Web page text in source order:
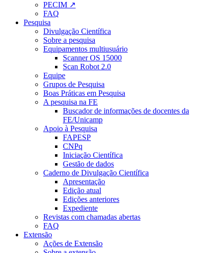
PECIM ↗
FAQ
Pesquisa
Divulgação Científica
Sobre a pesquisa
Equipamentos multiusuário
Scanner OS 15000
Scan Robot 2.0
Equipe
Grupos de Pesquisa
Boas Práticas em Pesquisa
A pesquisa na FE
Buscador de informações de docentes da
FE/Unicamp
Apoio à Pesquisa
FAPESP
CNPq
Iniciação Científica
Gestão de dados
Caderno de Divulgação Científica
Apresentação
Edição atual
Edições anteriores
Expediente
Revistas com chamadas abertas
FAQ
Extensão
Ações de Extensão